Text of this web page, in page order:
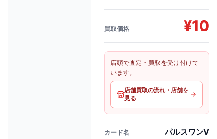
買取価格 ¥10
店頭で査定・買取を受け付けて
います。
店舗買取の流れ・店舗を
見る
カード名 パルスワンV